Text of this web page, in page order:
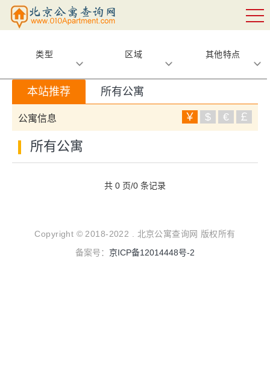
类型 区域 其他特点
本站推荐 所有公寓
公寓信息 ￥ $ € ￡
所有公寓
共 0 页/0 条记录
Copyright © 2018-2022 . 北京公寓查询网 版权所有
备案号： 京ICP备12014448号-2